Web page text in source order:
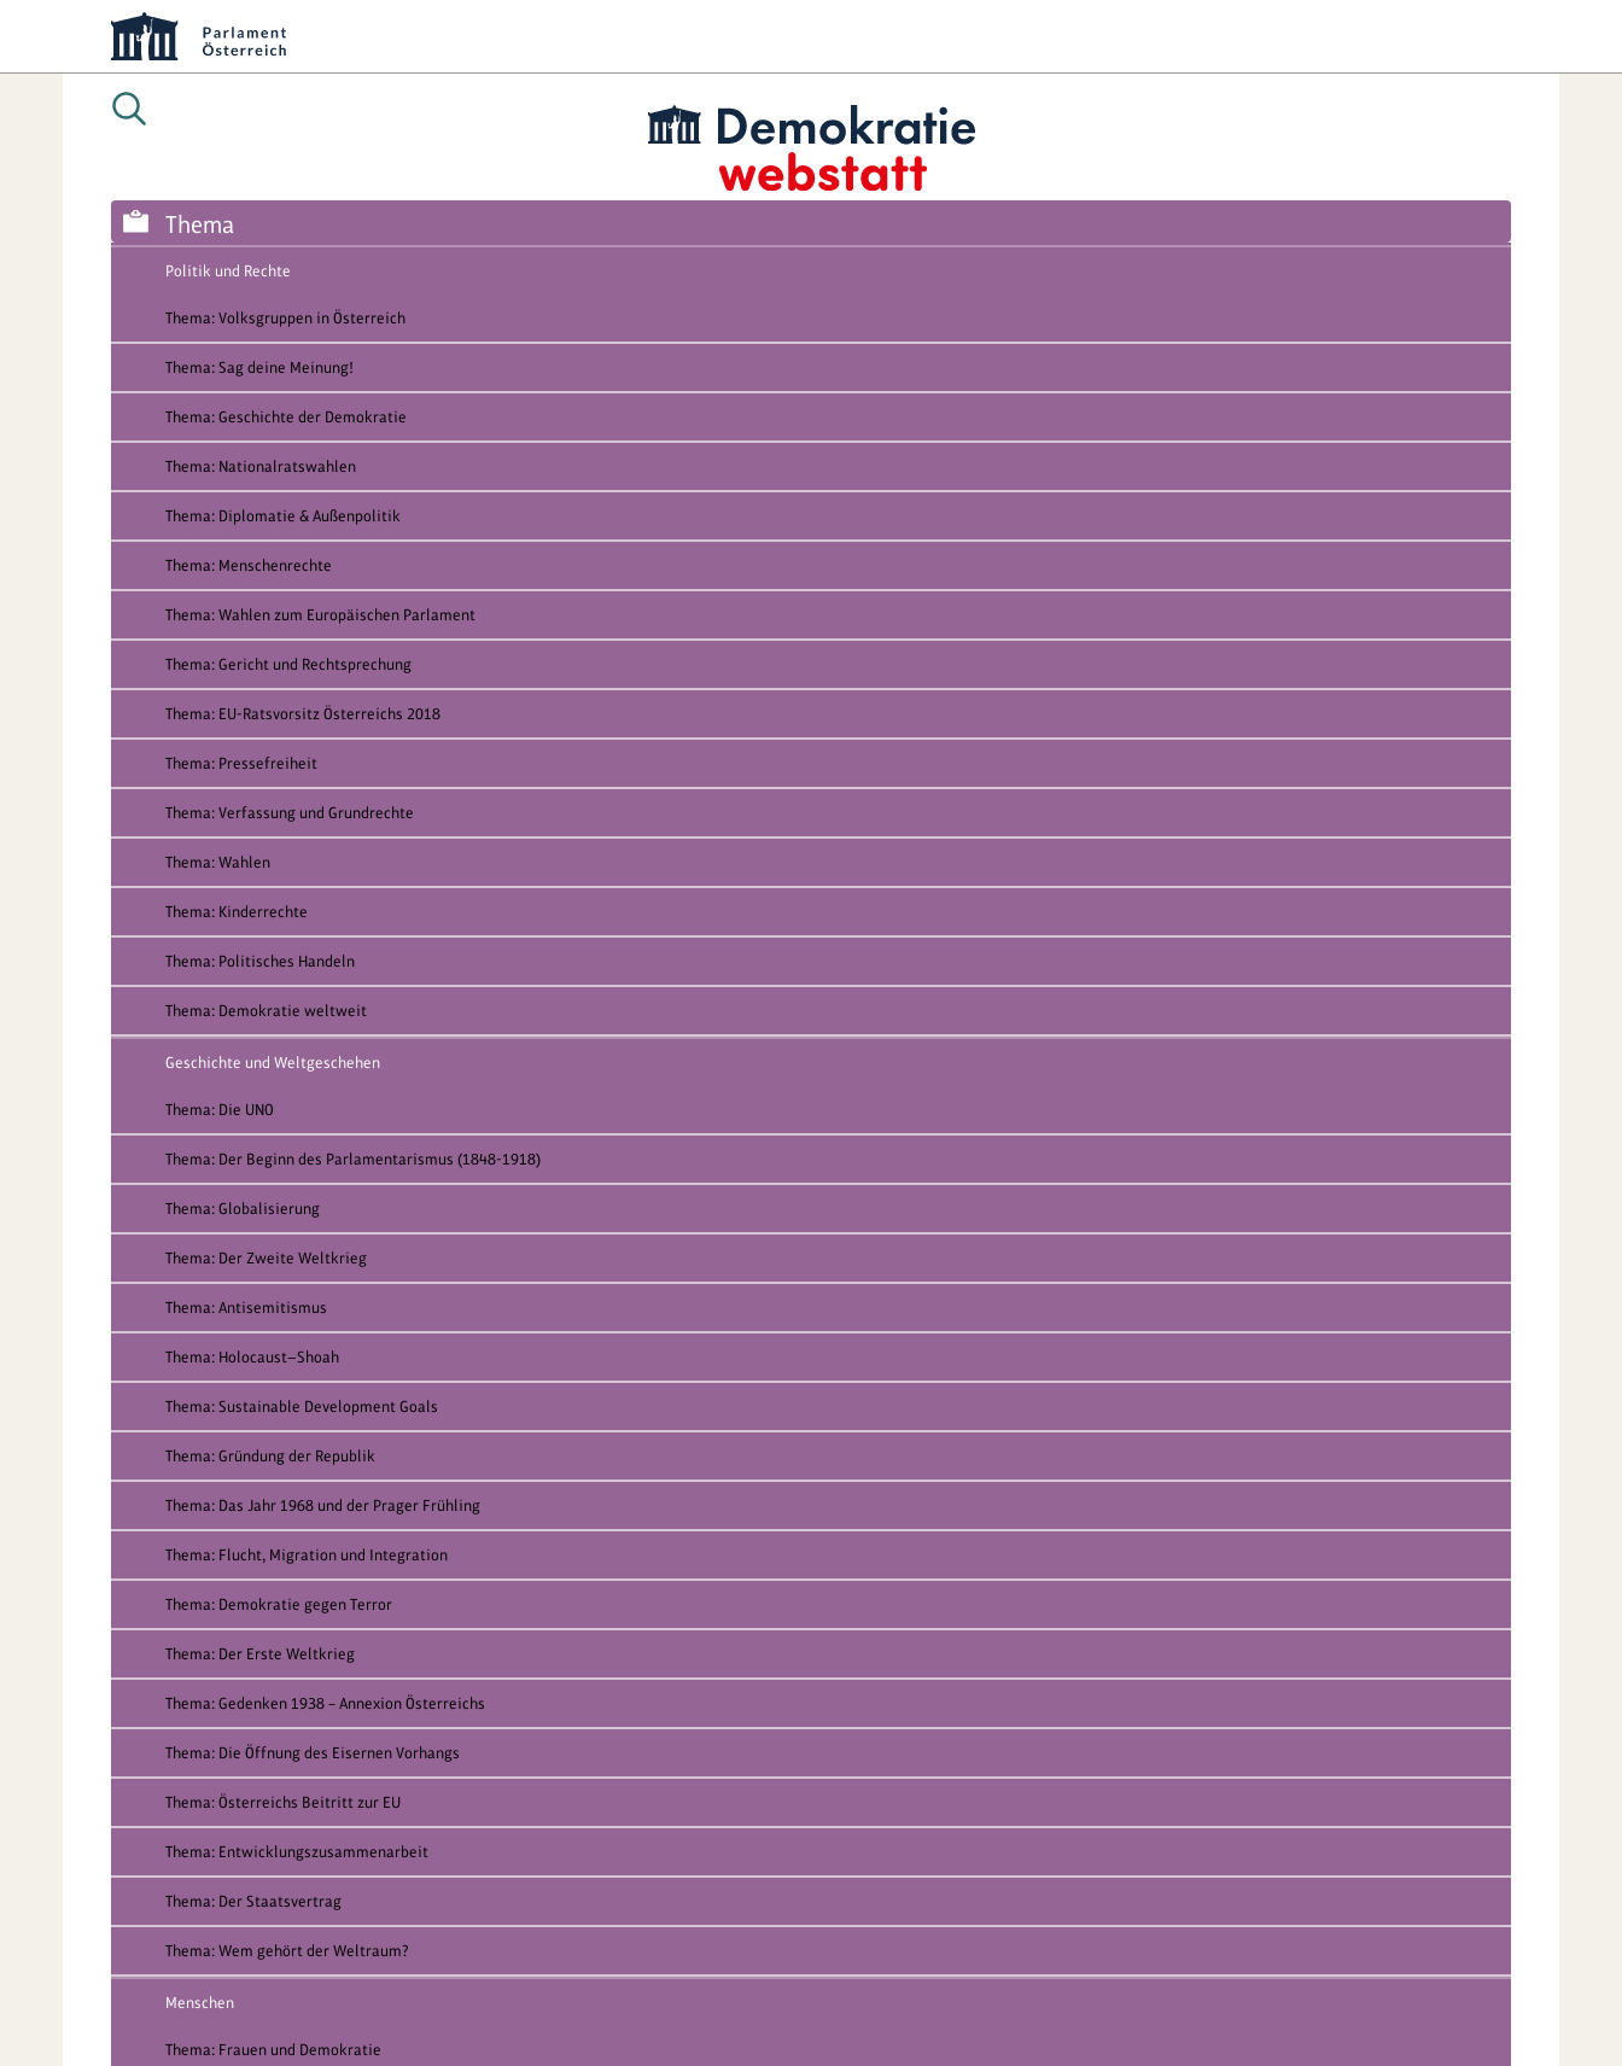
Thema
Politik und Rechte
Thema: Volksgruppen in Österreich
Thema: Sag deine Meinung!
Thema: Geschichte der Demokratie
Thema: Nationalratswahlen
Thema: Diplomatie & Außenpolitik
Thema: Menschenrechte
Thema: Wahlen zum Europäischen Parlament
Thema: Gericht und Rechtsprechung
Thema: EU-Ratsvorsitz Österreichs 2018
Thema: Pressefreiheit
Thema: Verfassung und Grundrechte
Thema: Wahlen
Thema: Kinderrechte
Thema: Politisches Handeln
Thema: Demokratie weltweit
Geschichte und Weltgeschehen
Thema: Die UNO
Thema: Der Beginn des Parlamentarismus (1848-1918)
Thema: Globalisierung
Thema: Der Zweite Weltkrieg
Thema: Antisemitismus
Thema: Holocaust—Shoah
Thema: Sustainable Development Goals
Thema: Gründung der Republik
Thema: Das Jahr 1968 und der Prager Frühling
Thema: Flucht, Migration und Integration
Thema: Demokratie gegen Terror
Thema: Der Erste Weltkrieg
Thema: Gedenken 1938 – Annexion Österreichs
Thema: Die Öffnung des Eisernen Vorhangs
Thema: Österreichs Beitritt zur EU
Thema: Entwicklungszusammenarbeit
Thema: Der Staatsvertrag
Thema: Wem gehört der Weltraum?
Menschen
Thema: Frauen und Demokratie